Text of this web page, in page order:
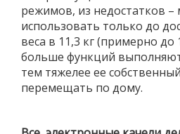
режимов, из недостатков
использовать только до
веса в 11,3 кг (примерно до
больше функций
тем тяжелее ее
перемещать по дому.